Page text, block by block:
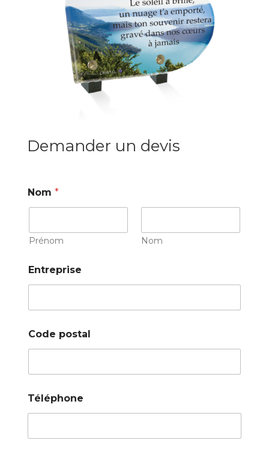
Demander un devis
Nom *
Prénom Nom
Entreprise
Code postal
Téléphone